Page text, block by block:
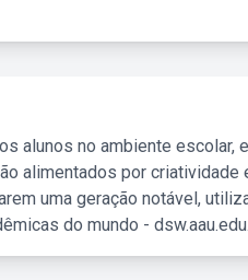
alunos no ambiente escolar,
alimentados por criatividade
uma geração notável,
do mundo -